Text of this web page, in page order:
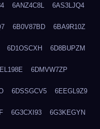
6ANZ4C8L 6AS3LJQ4
6B0V87BD 6BA9R10Z
6D1OSCXH 6D8BUPZM
6DMVW7ZP
6DSSGCV5 6EEGL9Z9
6G3CXI93 6G3KEGYN